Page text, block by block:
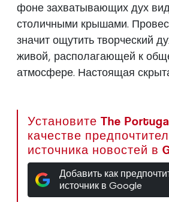
фоне захватывающих дух
столичными крышами.
значит ощутить творческий
живой, располагающей к
атмосфере. Настоящая
Установите The
качестве
источника новостей в
Добавить как
источник в Google